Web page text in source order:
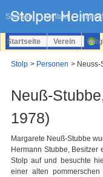
Sitemap Kontakt
überspringen
Startseite Verein
Stolp Personen
Neuß-
1978)
Margarete Neuß-Stubbe
Hermann Stubbe, Besitzer
Stolp auf und besuchte
einer alten